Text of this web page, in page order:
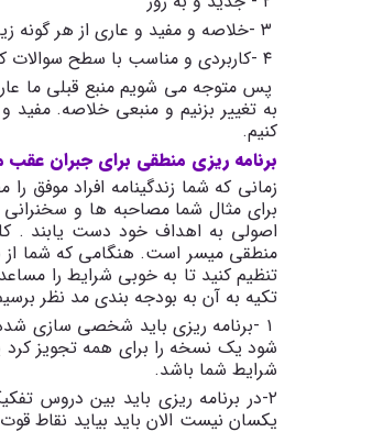
-خلاصه و مفید و عاری از هر گونه
-کاربردی و مناسب با سطح سوالات
پس متوجه می شویم منبع قبلی ما
به تغییر بزنیم و منبعی خلاصه.
کنیم.
برنامه ریزی منطقی برای جبران عقب
زمانی که شما زندگینامه افراد
برای مثال شما مصاحبه ها و سخنرانی
اصولی به اهداف خود دست یابند .
منطقی میسر است. هنگامی که شما از
تنظیم کنید تا به خوبی شرایط را
تکیه به آن به بودجه بندی مد نظر
-برنامه ریزی باید شخصی سازی
شود یک نسخه را برای همه تجویز کرد
شرایط شما باشد.
۲-در برنامه ریزی باید بین دروس
یکسان نیست الان باید بیاید نقاط